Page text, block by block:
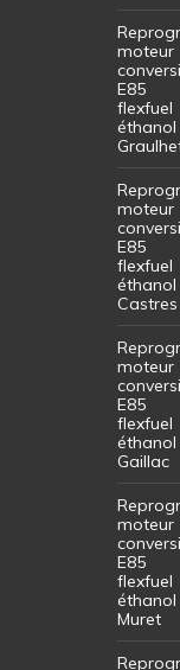
moteur
E85
flexfuel
éthanol
moteur
E85
flexfuel
éthanol
Castres
moteur
E85
flexfuel
éthanol
Gaillac
moteur
E85
flexfuel
éthanol
Muret